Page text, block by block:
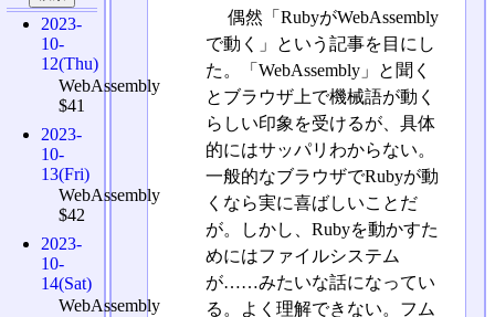
偶然「RubyがWebAssembly
で動く」という記事を目にし
た。「WebAssembly」と聞く
とブラウザ上で機械語が動く
らしい印象を受けるが、具体
的にはサッパリわからない。
一般的なブラウザでRubyが動
くなら実に喜ばしいことだ
が。しかし、Rubyを動かすた
めにはファイルシステム
が……みたいな話になってい
る。よく理解できない。フム
2023-
10-
12(Thu)
WebAssembly
$41
2023-
10-
13(Fri)
WebAssembly
$42
2023-
10-
14(Sat)
WebAssembly